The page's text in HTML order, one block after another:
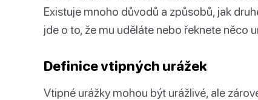
Existuje mnoho důvodů a způsobů, jak
jde o to, že mu uděláte nebo řeknete něco
Definice vtipných urážek
Vtipné urážky mohou být urážlivé, ale